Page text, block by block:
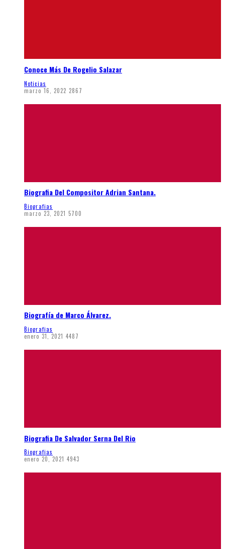
Conoce Más De Rogelio Salazar
Noticias
marzo 16, 2022 2867
Biografia Del Compositor Adrian Santana.
Biografias
marzo 23, 2021 5700
Biografía de Marco Álvarez.
Biografias
enero 31, 2021 4487
Biografia De Salvador Serna Del Rio
Biografias
enero 20, 2021 4943